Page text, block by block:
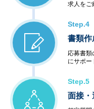
求人をご
Step.4
書類作
応募書類
にサポー
Step.5
面接・